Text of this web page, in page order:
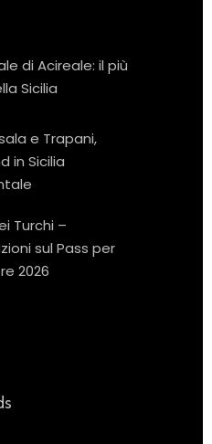
di Acireale: il più
Sicilia
e Trapani,
in Sicilia
Turchi –
sul Pass per
2026